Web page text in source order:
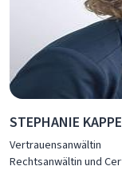
STEPHANIE
Vertrauensanwältin
Rechtsanwältin und